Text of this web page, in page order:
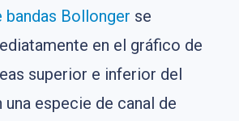
bandas Bollonger se
en el gráfico de
superior e inferior del
especie de canal de